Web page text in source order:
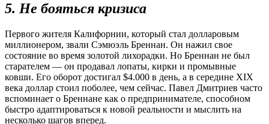
5. Не бояться кризиса
Первого жителя Калифорнии, который стал долларовым
миллионером, звали Сэмюэль Бреннан. Он нажил свое
состояние во время золотой лихорадки. Но Бреннан не был
старателем — он продавал лопаты, кирки и промывные
ковши. Его оборот достигал $4.000 в день, а в середине XIX
века доллар стоил поболее, чем сейчас. Павел Дмитриев часто
вспоминает о Бреннане как о предпринимателе, способном
быстро адаптироваться к новой реальности и мыслить на
несколько шагов вперед.